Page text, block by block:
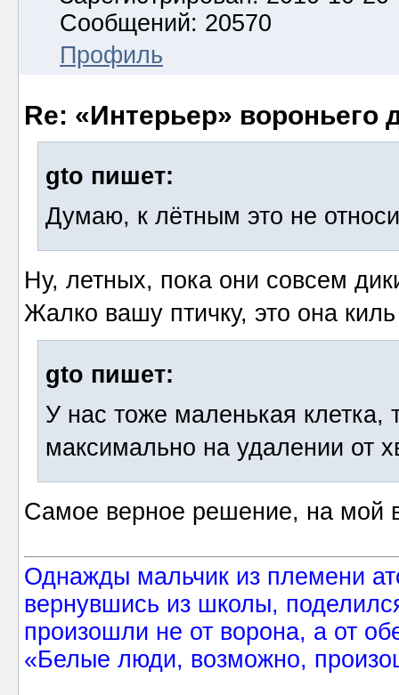
Сообщений: 20570
Профиль
Re: «Интерьер» вороньего
gto пишет:
Думаю, к лётным это не
Ну, летных, пока они совсем
Жалко вашу птичку, это она
gto пишет:
У нас тоже маленькая
максимально на удалении от
Самое верное решение, на мой
Однажды мальчик из племени
вернувшись из школы,
произошли не от ворона, а от
«Белые люди, возможно,